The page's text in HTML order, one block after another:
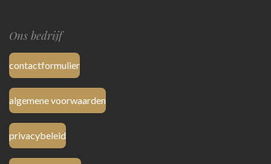
Ons bedrijf
contactformulier
algemene voorwaarden
privacybeleid